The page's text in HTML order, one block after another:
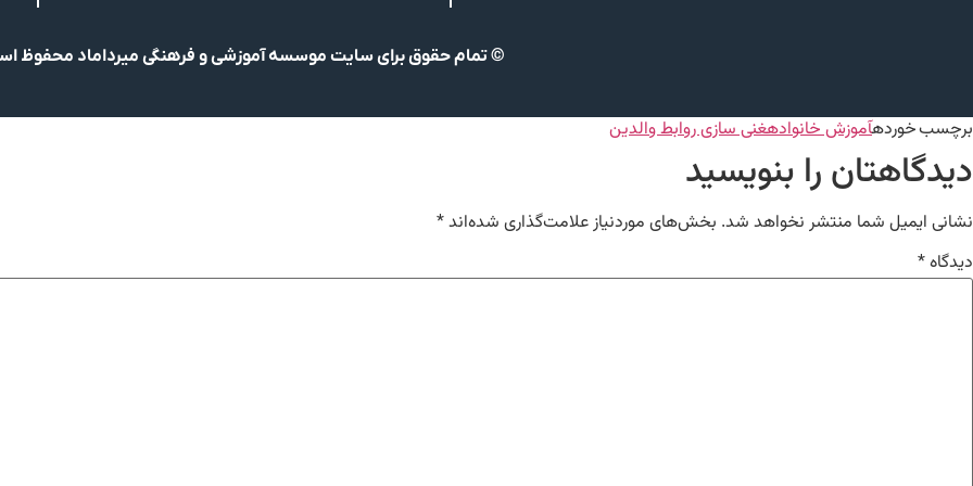
© تمام حقوق برای سایت موسسه آموزشی و فرهنگی میرداماد محفوظ
برچسب خوردهآموزش خانوادهغنی سازی روابط والدین
دیدگاهتان را بنویسید
نشانی ایمیل شما منتشر نخواهد شد. بخش‌های موردنیاز علامت‌گذاری شده‌اند*
دیدگاه*